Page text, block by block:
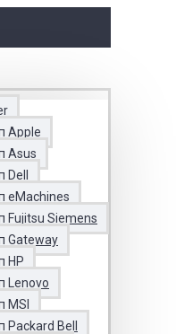
Apple
Asus
Dell
eMachines
Fujitsu Siemens
Gateway
HP
Lenovo
MSI
Packard Bell